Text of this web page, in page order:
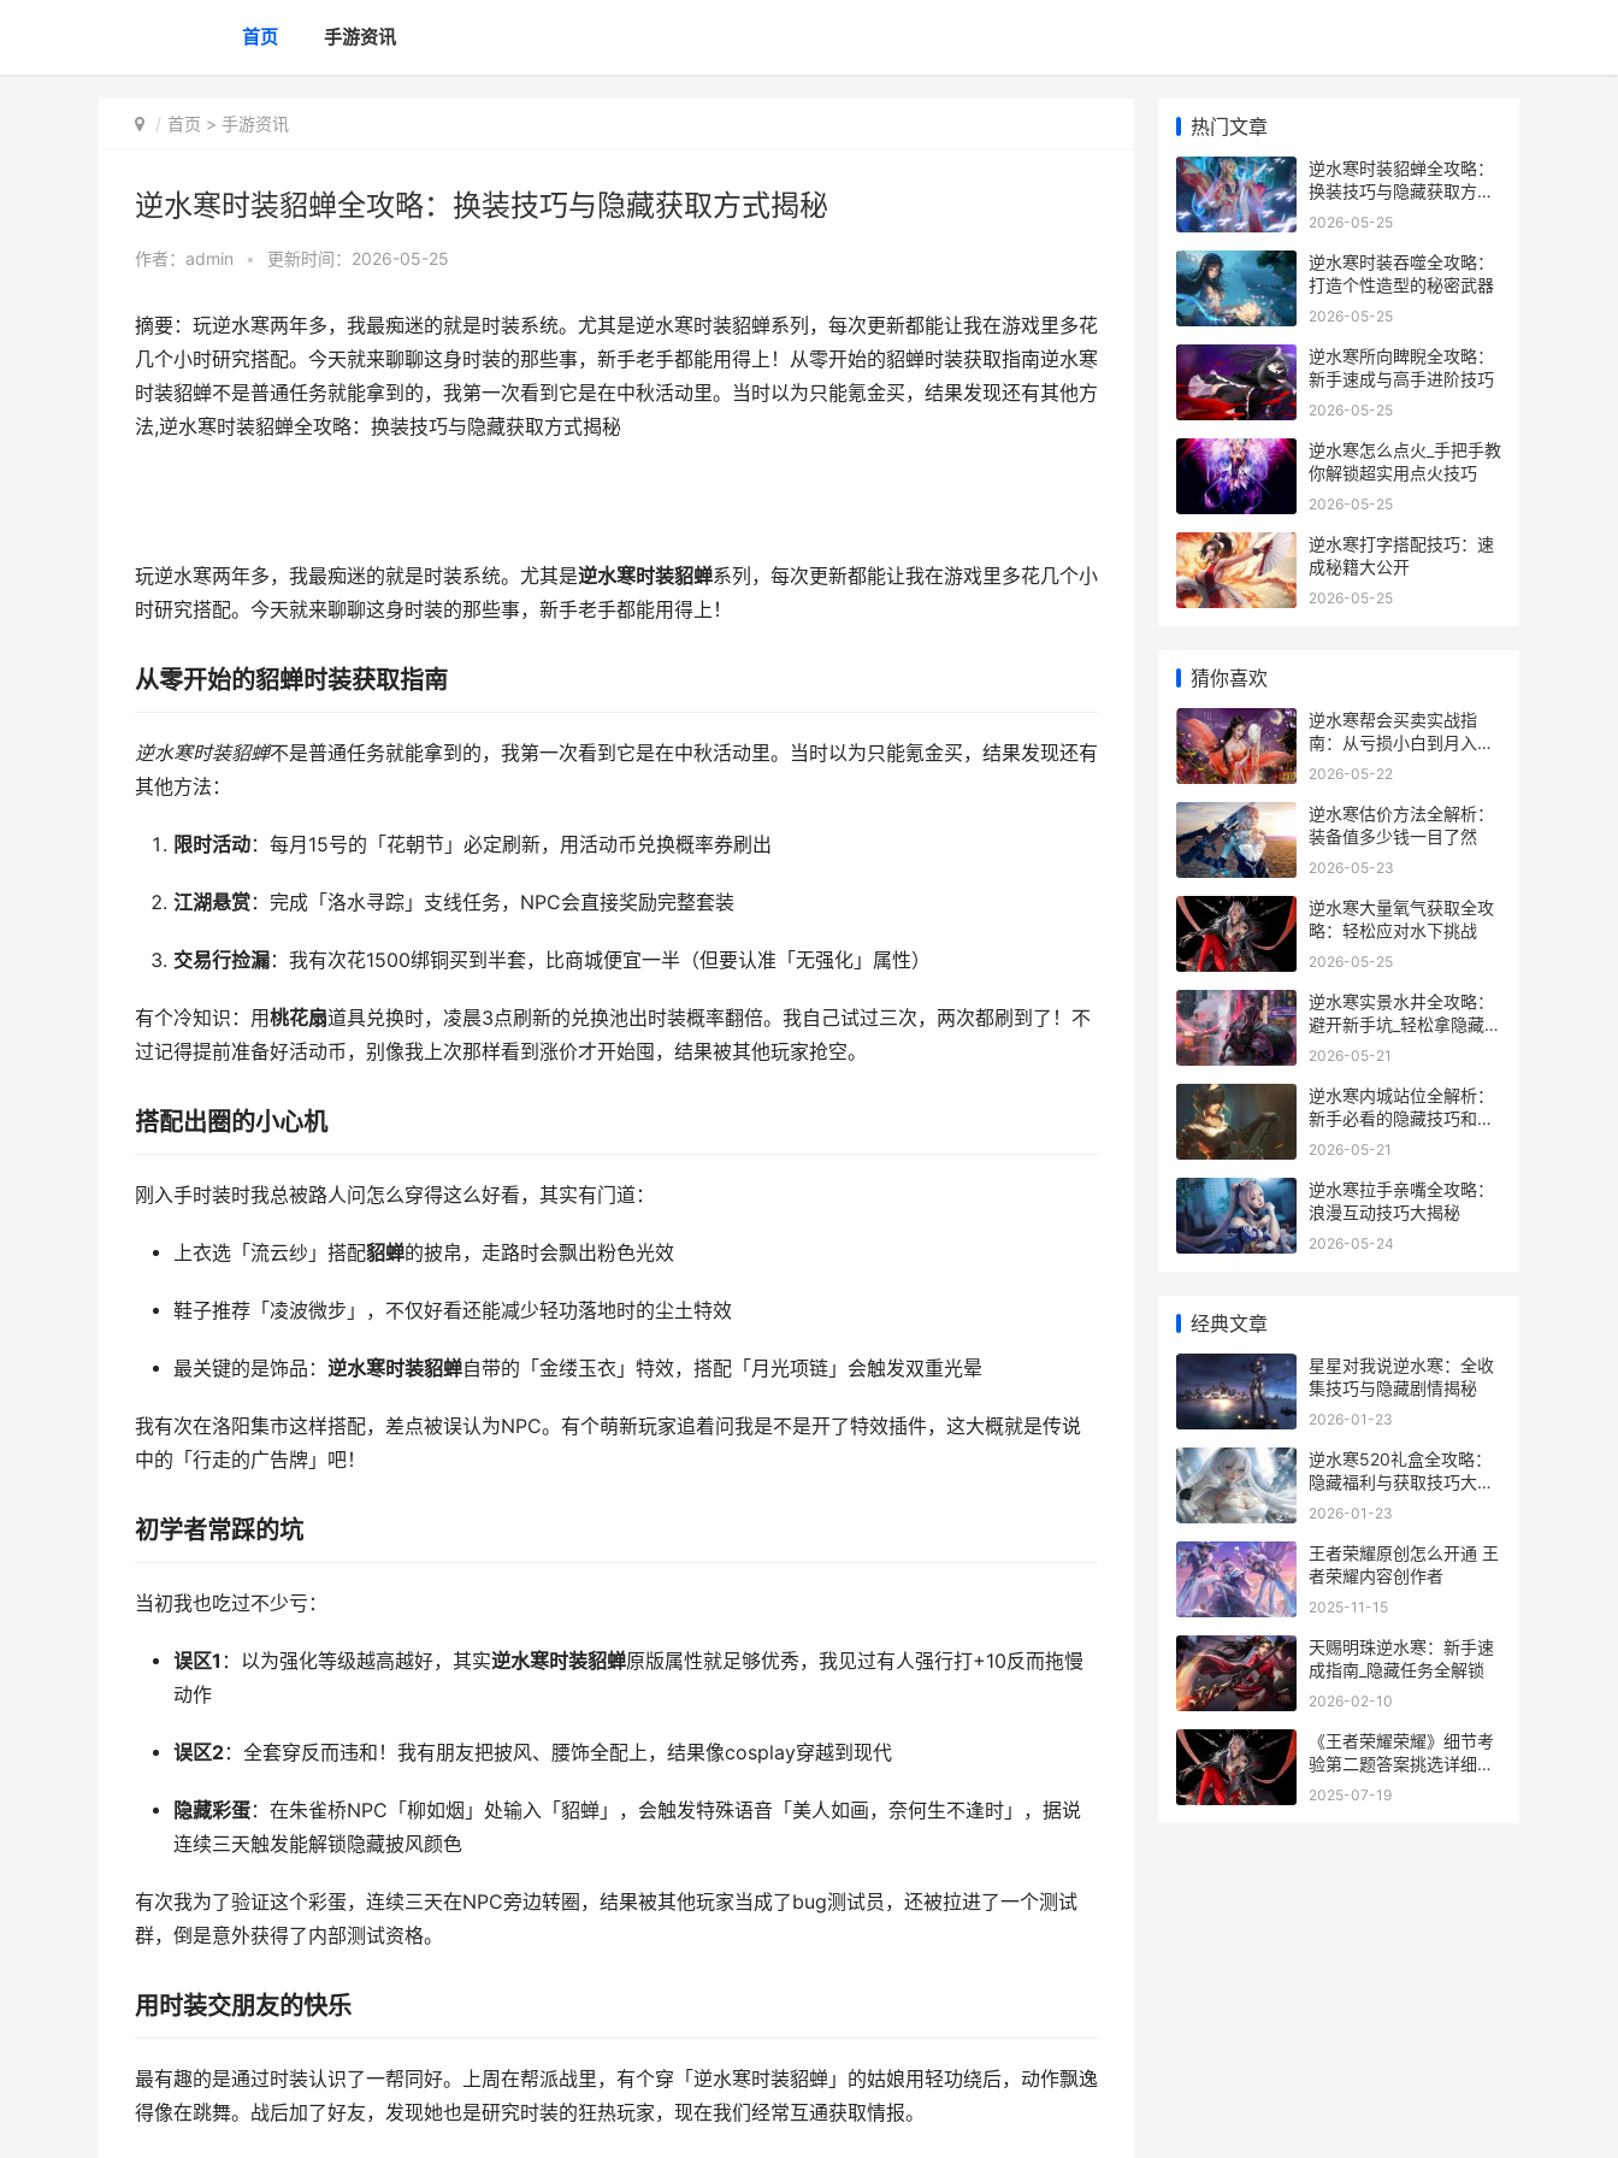
首页 手游资讯
首页 > 手游资讯
逆水寒时装貂蝉全攻略：换装技巧与隐藏获取方式揭秘
作者： admin • 更新时间：2026-05-25
摘要：玩逆水寒两年多，我最痴迷的就是时装系统。尤其是逆水寒时装貂蝉系列，每次更新都能让我在游戏里多花
几个小时研究搭配。今天就来聊聊这身时装的那些事，新手老手都能用得上！从零开始的貂蝉时装获取指南逆水寒
时装貂蝉不是普通任务就能拿到的，我第一次看到它是在中秋活动里。当时以为只能氪金买，结果发现还有其他方
法,逆水寒时装貂蝉全攻略：换装技巧与隐藏获取方式揭秘
玩逆水寒两年多，我最痴迷的就是时装系统。尤其是逆水寒时装貂蝉系列，每次更新都能让我在游戏里多花几个小
时研究搭配。今天就来聊聊这身时装的那些事，新手老手都能用得上！
从零开始的貂蝉时装获取指南
逆水寒时装貂蝉不是普通任务就能拿到的，我第一次看到它是在中秋活动里。当时以为只能氪金买，结果发现还有
其他方法：
限时活动：每月15号的「花朝节」必定刷新，用活动币兑换概率券刷出
江湖悬赏：完成「洛水寻踪」支线任务，NPC会直接奖励完整套装
交易行捡漏：我有次花1500绑铜买到半套，比商城便宜一半（但要认准「无强化」属性）
有个冷知识：用桃花扇道具兑换时，凌晨3点刷新的兑换池出时装概率翻倍。我自己试过三次，两次都刷到了！不
过记得提前准备好活动币，别像我上次那样看到涨价才开始囤，结果被其他玩家抢空。
搭配出圈的小心机
刚入手时装时我总被路人问怎么穿得这么好看，其实有门道：
上衣选「流云纱」搭配貂蝉的披帛，走路时会飘出粉色光效
鞋子推荐「凌波微步」，不仅好看还能减少轻功落地时的尘土特效
最关键的是饰品： 逆水寒时装貂蝉自带的「金缕玉衣」特效，搭配「月光项链」会触发双重光晕
我有次在洛阳集市这样搭配，差点被误认为NPC。有个萌新玩家追着问我是不是开了特效插件，这大概就是传说
中的「行走的广告牌」吧！
初学者常踩的坑
当初我也吃过不少亏：
误区1 ：以为强化等级越高越好，其实逆水寒时装貂蝉原版属性就足够优秀，我见过有人强行打+10反而拖慢
动作
误区2：全套穿反而违和！我有朋友把披风、腰饰全配上，结果像cosplay穿越到现代
隐藏彩蛋：在朱雀桥NPC「柳如烟」处输入「貂蝉」，会触发特殊语音「美人如画，奈何生不逢时」，据说
连续三天触发能解锁隐藏披风颜色
有次我为了验证这个彩蛋，连续三天在NPC旁边转圈，结果被其他玩家当成了bug测试员，还被拉进了一个测试
群，倒是意外获得了内部测试资格。
用时装交朋友的快乐
最有趣的是通过时装认识了一帮同好。上周在帮派战里，有个穿「逆水寒时装貂蝉」的姑娘用轻功绕后，动作飘逸
得像在跳舞。战后加了好友，发现她也是研究时装的狂热玩家，现在我们经常互通获取情报。
热门文章
逆水寒时装貂蝉全攻略：
换装技巧与隐藏获取方式
揭秘
2026-05-25
逆水寒时装吞噬全攻略：
打造个性造型的秘密武器
2026-05-25
逆水寒所向睥睨全攻略：
新手速成与高手进阶技巧
2026-05-25
逆水寒怎么点火_手把手教
你解锁超实用点火技巧
2026-05-25
逆水寒打字搭配技巧：速
成秘籍大公开
2026-05-25
猜你喜欢
逆水寒帮会买卖实战指
南：从亏损小白到月入碎
银5000万
2026-05-22
逆水寒估价方法全解析：
装备值多少钱一目了然
2026-05-23
逆水寒大量氧气获取全攻
略：轻松应对水下挑战
2026-05-25
逆水寒实景水井全攻略：
避开新手坑_轻松拿隐藏奖
励_
2026-05-21
逆水寒内城站位全解析：
新手必看的隐藏技巧和实
战心得
2026-05-21
逆水寒拉手亲嘴全攻略：
浪漫互动技巧大揭秘
2026-05-24
经典文章
星星对我说逆水寒：全收
集技巧与隐藏剧情揭秘
2026-01-23
逆水寒520礼盒全攻略：
隐藏福利与获取技巧大揭
秘
2026-01-23
王者荣耀原创怎么开通 王
者荣耀内容创作者
2025-11-15
天赐明珠逆水寒：新手速
成指南_隐藏任务全解锁
2026-02-10
《王者荣耀荣耀》细节考
验第二题答案挑选详细解
答 王者荣耀荣耀印记多少
2025-07-19